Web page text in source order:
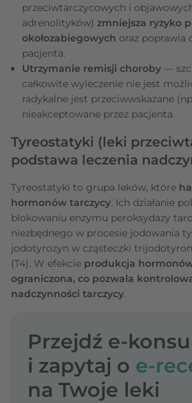
przeciwtarczycowych i
adrenolityków) zmniejsza ryzyko
okołozabiegowych oraz poprawia
pacjenta.
Utrzymanie remisji choroby —
całkowite wyleczenie nie jest
radykalne jest przeciwwskazane
nieakceptowane przez pacjenta.
Tyreostatyki (leki
podstawa leczenia
Tyreostatyki to grupa leków, które
hormonów tarczycy. Ich działanie
blokowaniu enzymu peroksydazy
niezbędnego w procesie jodowania
jodotyrozyn w cząsteczki
(T4). W efekcie produkcja
ograniczona, co pozwala
nadczynności tarczycy.
Przejdź e-
i zapytaj o e-
na Twoje leki